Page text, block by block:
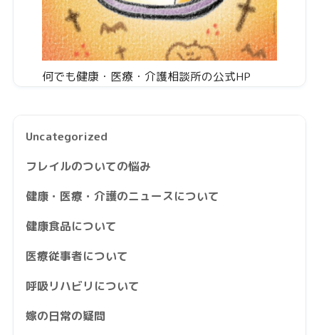
何でも健康・医療・介護相談所の公式HP
Uncategorized
フレイルのついての悩み
健康・医療・介護のニュースについて
健康食品について
医療従事者について
呼吸リハビリについて
嫁の日常の疑問